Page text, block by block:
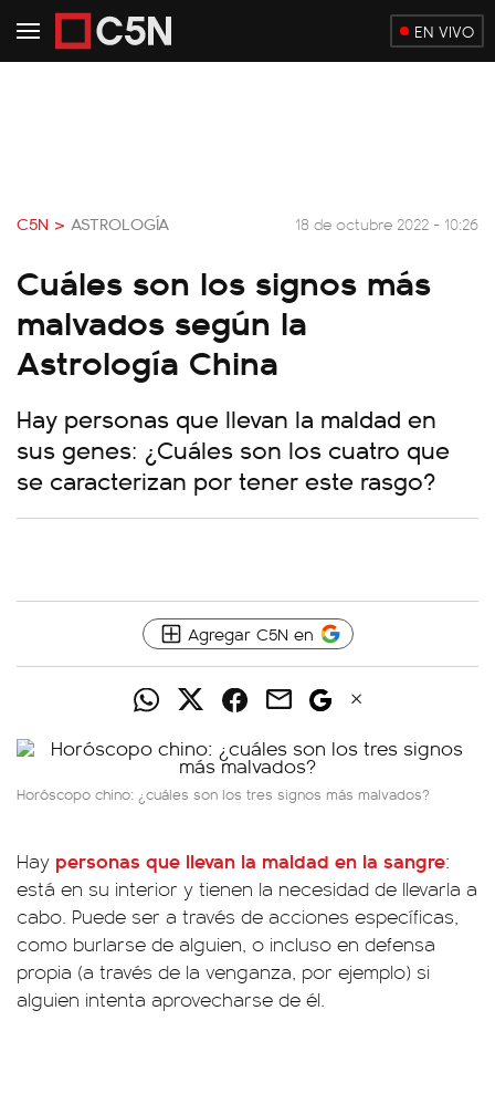
EN VIVO
C5N > ASTROLOGÍA 18 de octubre 2022 - 10:26
Cuáles son los signos más
malvados según la
Astrología China
Hay personas que llevan la maldad en
sus genes: ¿Cuáles son los cuatro que
se caracterizan por tener este rasgo?
Agregar C5N en
Horóscopo chino: ¿cuáles son los tres signos más malvados?
Hay personas que llevan la maldad en la sangre:
está en su interior y tienen la necesidad de llevarla a
cabo. Puede ser a través de acciones específicas,
como burlarse de alguien, o incluso en defensa
propia (a través de la venganza, por ejemplo) si
alguien intenta aprovecharse de él.